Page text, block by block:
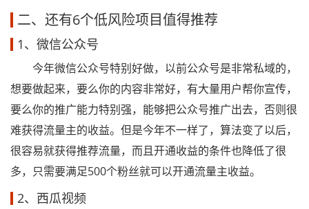
二、还有6个低风险项目值得推荐
1、微信公众号
今年微信公众号特别好做，以前公众号是非常私域的，
想要做起来，要么你的内容非常好，有大量用户帮你宣传，
要么你的推广能力特别强，能够把公众号推广出去，否则很
难获得流量主的收益。但是今年不一样了，算法变了以后，
很容易就获得推荐流量，而且开通收益的条件也降低了很
多，只需要满足500个粉丝就可以开通流量主收益。
2、西瓜视频